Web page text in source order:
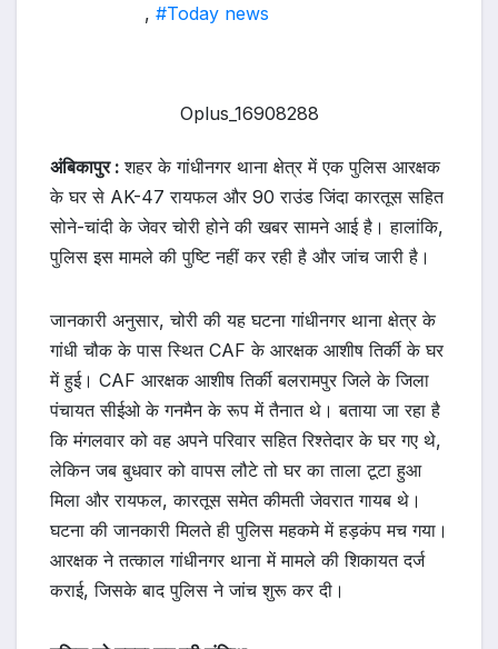
, #Today news
Oplus_16908288
अंबिकापुर :शहर के गांधीनगर थाना क्षेत्र में एक पुलिस आरक्षक
के घर से AK-47 रायफल और 90 राउंड जिंदा कारतूस सहित
सोने-चांदी के जेवर चोरी होने की खबर सामने आई है। हालांकि,
पुलिस इस मामले की पुष्टि नहीं कर रही है और जांच जारी है।
जानकारी अनुसार, चोरी की यह घटना गांधीनगर थाना क्षेत्र के
गांधी चौक के पास स्थित CAF के आरक्षक आशीष तिर्की के घर
में हुई। CAF आरक्षक आशीष तिर्की बलरामपुर जिले के जिला
पंचायत सीईओ के गनमैन के रूप में तैनात थे। बताया जा रहा है
कि मंगलवार को वह अपने परिवार सहित रिश्तेदार के घर गए थे,
लेकिन जब बुधवार को वापस लौटे तो घर का ताला टूटा हुआ
मिला और रायफल, कारतूस समेत कीमती जेवरात गायब थे।
घटना की जानकारी मिलते ही पुलिस महकमे में हड़कंप मच गया।
आरक्षक ने तत्काल गांधीनगर थाना में मामले की शिकायत दर्ज
कराई, जिसके बाद पुलिस ने जांच शुरू कर दी।